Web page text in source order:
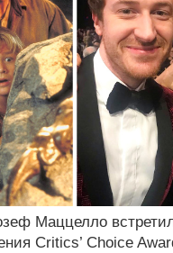
Маццелло
Critics’ Choice